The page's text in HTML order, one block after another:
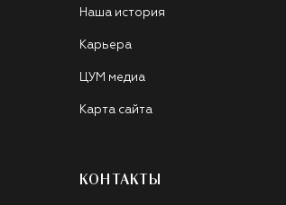
Наша история
Карьера
ЦУМ медиа
Карта сайта
КОНТАКТЫ